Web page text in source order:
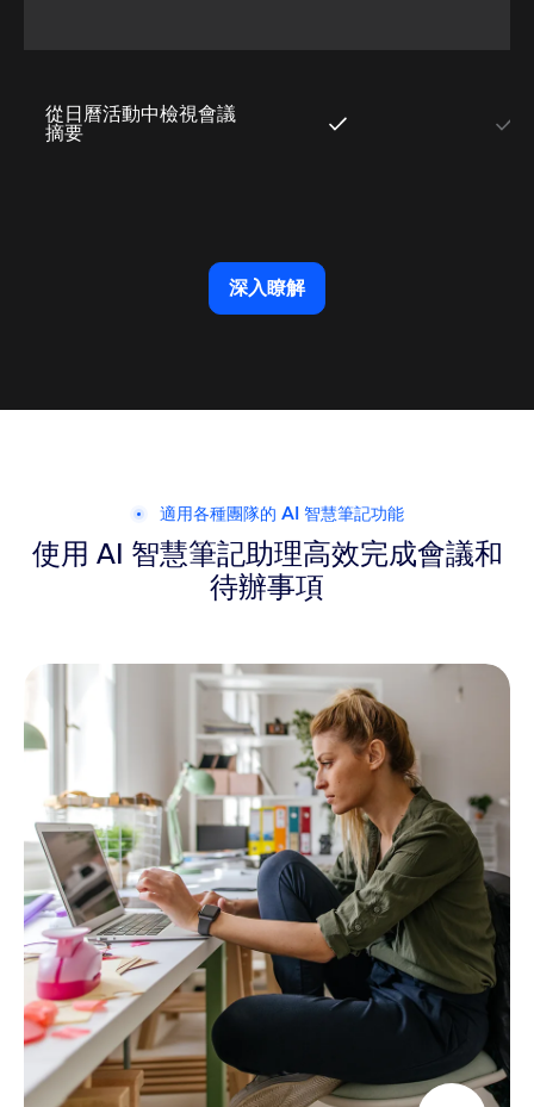
從日曆活動中檢視會議
摘要
深入瞭解
適用各種團隊的 AI 智慧筆記功能
使用 AI 智慧筆記助理高效完成會議和
待辦事項